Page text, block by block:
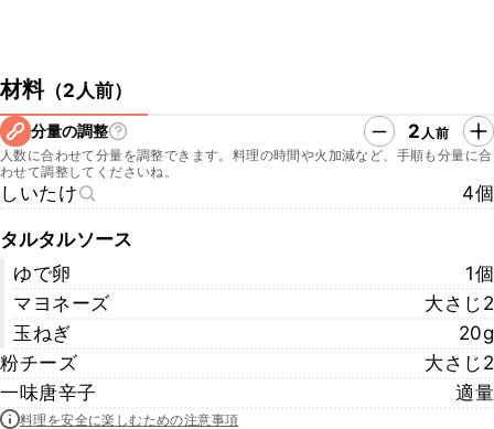
材料（2人前）
分量の調整 2 人前
人数に合わせて分量を調整できます。料理の時間や火加減など、手順も分量に合
わせて調整してくださいね。
しいたけ 4個
タルタルソース
ゆで卵
1個
マヨネーズ
大さじ2
玉ねぎ
20g
粉チーズ
大さじ2
一味唐辛子
適量
料理を安全に楽しむための注意事項